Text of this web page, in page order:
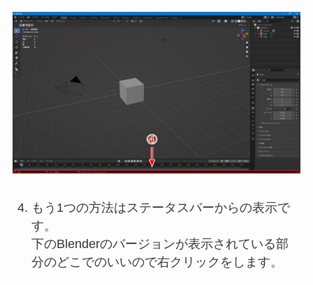
もう1つの方法はステータスバーからの表示で
す。
下のBlenderのバージョンが表示されている部
分のどこでのいいので右クリックをします。